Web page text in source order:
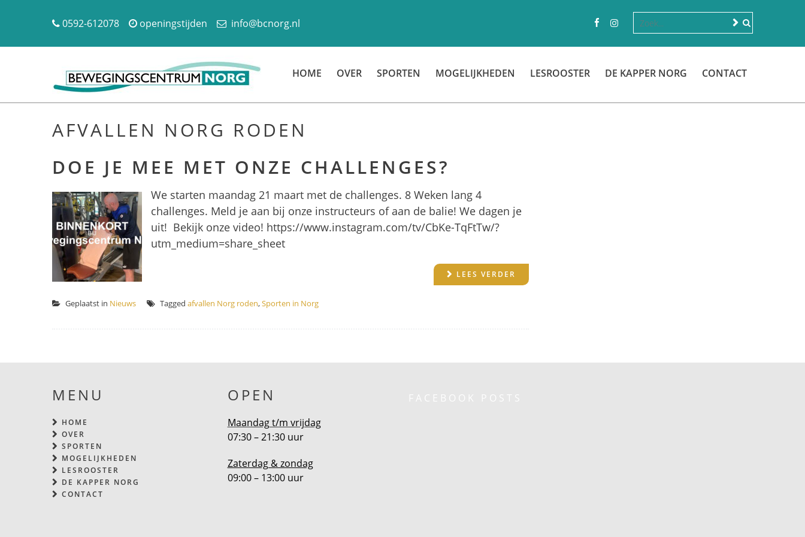
0592-612078 openingstijden info@bcnorg.nl
HOME OVER SPORTEN MOGELIJKHEDEN LESROOSTER DE KAPPER NORG CONTACT
AFVALLEN NORG RODEN
DOE JE MEE MET ONZE CHALLENGES?
We starten maandag 21 maart met de challenges. 8 Weken lang 4
challenges. Meld je aan bij onze instructeurs of aan de balie! We dagen je
uit! Bekijk onze video! https://www.instagram.com/tv/CbKe-TqFtTw/?
utm_medium=share_sheet
LEES VERDER
Geplaatst in Nieuws Tagged afvallen Norg roden,Sporten in Norg
MENU
HOME
OVER
SPORTEN
MOGELIJKHEDEN
LESROOSTER
DE KAPPER NORG
CONTACT
OPEN
Maandag t/m vrijdag
07:30 – 21:30 uur
Zaterdag & zondag
09:00 – 13:00 uur
FACEBOOK POSTS